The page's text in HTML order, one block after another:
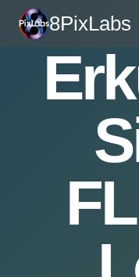
Zum
Inhalt
springen
8PixLabs